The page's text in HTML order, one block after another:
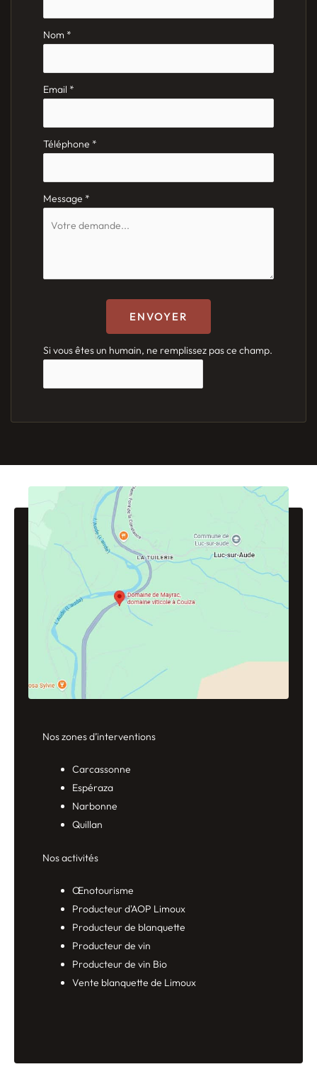
avec
téléphone
Nom *
Email *
Téléphone *
Message *
ENVOYER
Si vous êtes un humain, ne remplissez pas ce champ.
Nos zones d’interventions
Carcassonne
Espéraza
Narbonne
Quillan
Nos activités
Œnotourisme
Producteur d'AOP Limoux
Producteur de blanquette
Producteur de vin
Producteur de vin Bio
Vente blanquette de Limoux